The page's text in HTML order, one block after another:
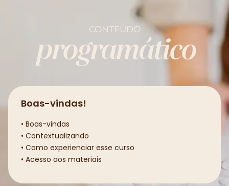
CONTEÚDO
programático
Boas-vindas!
• Boas-vindas
• Contextualizando
• Como experienciar esse curso
• Acesso aos materiais